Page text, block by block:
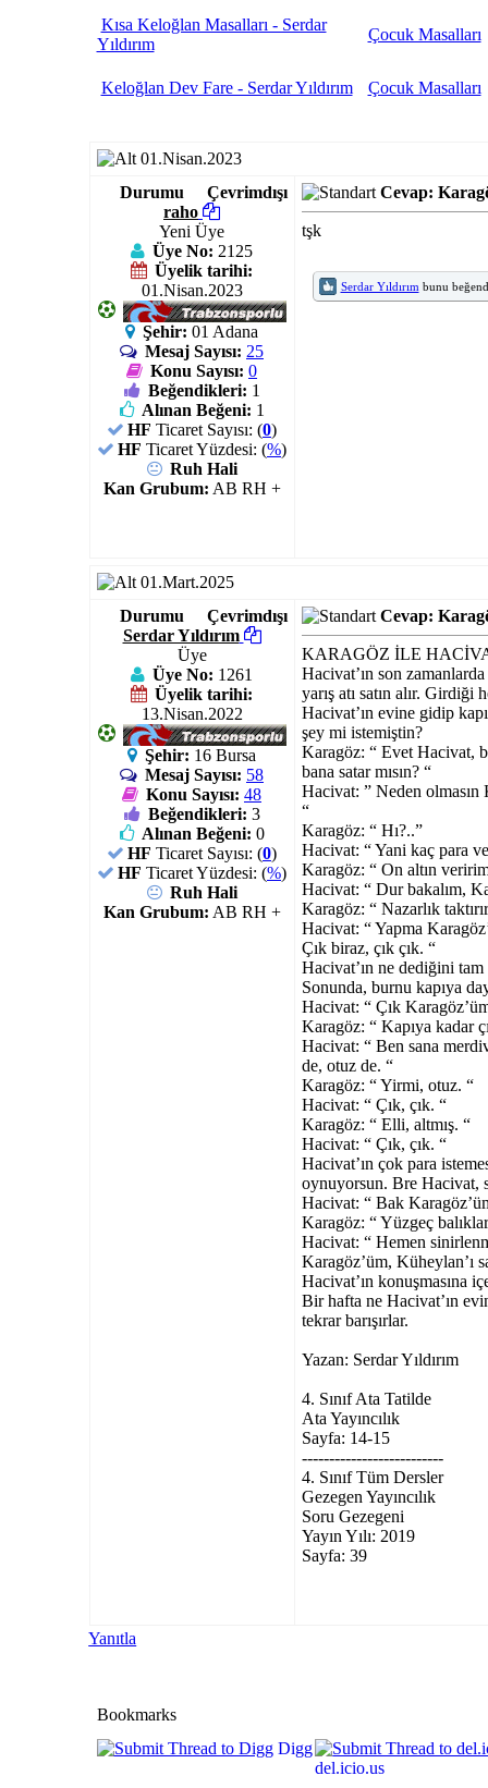
Kısa Keloğlan Masalları - Serdar
Yıldırım
Çocuk Masalları
Keloğlan Dev Fare - Serdar Yıldırım Çocuk Masalları
01.Nisan.2023
Durumu
Çevrimdışı
raho
Yeni Üye
Üye No: 2125
Üyelik tarihi:
01.Nisan.2023
Şehir: 01 Adana
Mesaj Sayısı: 25
Konu Sayısı: 0
Beğendikleri: 1
Alınan Beğeni: 1
HF Ticaret Sayısı: (0)
HF Ticaret Yüzdesi: (%)
Ruh Hali
Kan Grubum: AB RH +
Cevap:
tşk
Serdar Yıldırım bunu
01.Mart.2025
Durumu
Çevrimdışı
Serdar Yıldırım
Üye
Üye No: 1261
Üyelik tarihi:
13.Nisan.2022
Şehir: 16 Bursa
Mesaj Sayısı: 58
Konu Sayısı: 48
Beğendikleri: 3
Alınan Beğeni: 0
HF Ticaret Sayısı: (0)
HF Ticaret Yüzdesi: (%)
Ruh Hali
Kan Grubum: AB RH +
Cevap:
KARAGÖZ İLE
Hacivat’ın son
yarış atı satın alır.
Hacivat’ın evine gidip
şey mi istemiştin?
Karagöz: “ Evet Hacivat,
bana satar mısın? “
Hacivat: ” Neden olmasın
“
Karagöz: “ Hı?..”
Hacivat: “ Yani kaç para
Karagöz: “ On altın
Hacivat: “ Dur bakalım,
Karagöz: “ Nazarlık
Hacivat: “ Yapma
Çık biraz, çık çık. “
Hacivat’ın ne dediğini
Sonunda, burnu kapıya
Hacivat: “ Çık
Karagöz: “ Kapıya kadar
Hacivat: “ Ben sana
de, otuz de. “
Karagöz: “ Yirmi, otuz. “
Hacivat: “ Çık, çık. “
Karagöz: “ Elli, altmış. “
Hacivat: “ Çık, çık. “
Hacivat’ın çok para
oynuyorsun. Bre Hacivat,
Hacivat: “ Bak
Karagöz: “ Yüzgeç
Hacivat: “ Hemen
Karagöz’üm, Küheylan’ı
Hacivat’ın konuşmasına
Bir hafta ne Hacivat’ın
tekrar barışırlar.
Yazan: Serdar Yıldırım
4. Sınıf Ata Tatilde
Ata Yayıncılık
Sayfa: 14-15
--------------------------
4. Sınıf Tüm Dersler
Gezegen Yayıncılık
Soru Gezegeni
Yayın Yılı: 2019
Sayfa: 39
Yanıtla
Bookmarks
Digg
del.icio.us